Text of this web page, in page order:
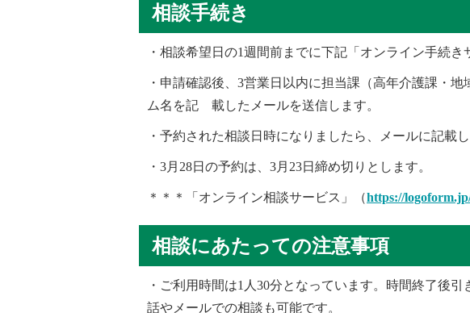
相談手続き
・相談希望日の1週間前までに下記「オンライン手続
・申請確認後、 3営業日以内に担当課（高年介護課・
ム名を記 載したメールを送信します。
・予約された相談日時になりましたら、メールに記載
・ 3月 28日の予約は、 3月 23日締め切りとします。
＊＊＊「オンライン相談サービス」（https://
相談にあたっての注意事項
・ご利用時間は1 人 30分となっています。時間終了後引
話やメールでの相談も可能です。